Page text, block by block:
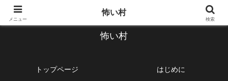
【1760話以上】怖い話と不思議な話を集めて紹介するサイト
怖い村
トップページ
はじめに
メニュー
怖い村
検索